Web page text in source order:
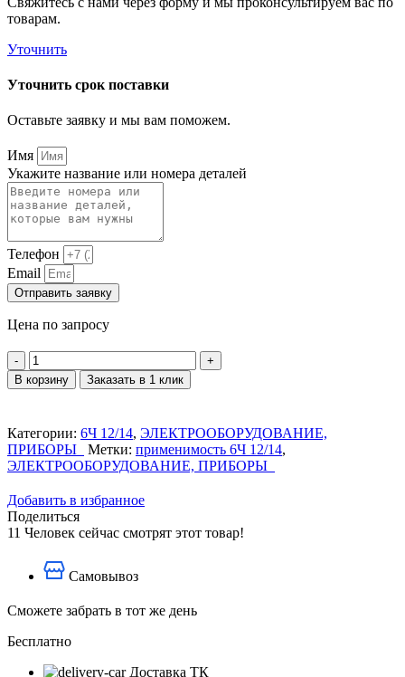
товарам.
Уточнить
Уточнить срок поставки
Оставьте заявку и мы вам поможем.
Имя
Укажите название или номера деталей
Телефон
Email
Отправить заявку
Цена по запросу
Количество
товара
Генератор
В корзину Заказать в 1 клик
Категории: 6Ч 12/14, ЭЛЕКТРООБОРУДОВАНИЕ,
ПРИБОРЫ
Метки: применимость 6Ч 12/14,
ЭЛЕКТРООБОРУДОВАНИЕ, ПРИБОРЫ
Добавить в избранное
Поделиться
11 Человек сейчас смотрят этот товар!
Самовывоз
Сможете забрать в тот же день
Бесплатно
Доставка ТК